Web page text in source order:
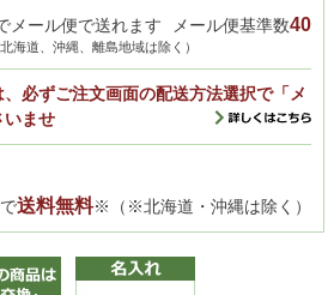
メール便で送れます メール便基準数40
海道、沖縄、離島地域は除く）
必ずご注文画面の配送方法選択で「メ
いませ
送料無料※（※北海道・沖縄は除く）